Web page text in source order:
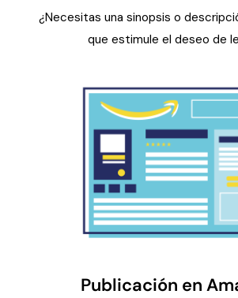
¿Necesitas una sinopsis o
que estimule el deseo de
Publicación en